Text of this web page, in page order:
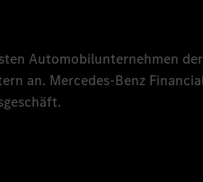
Automobilunternehmen
an. Mercedes-Benz